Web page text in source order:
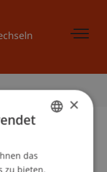
×
das
zu bieten.